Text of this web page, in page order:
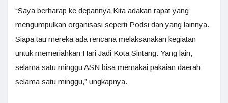
“Saya berharap ke depannya Kita adakan rapat yang
mengumpulkan organisasi seperti Podsi dan yang lainnya.
Siapa tau mereka ada rencana melaksanakan kegiatan
untuk memeriahkan Hari Jadi Kota Sintang. Yang lain,
selama satu minggu ASN bisa memakai pakaian daerah
selama satu minggu,” ungkapnya.